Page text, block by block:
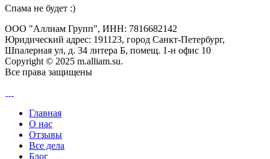
Спама не будет :)
ООО "Аллиам Групп", ИНН: 7816682142
Юридический адрес: 191123, город Санкт-Петербург,
Шпалерная ул, д. 34 литера Б, помещ. 1-н офис 10
Copyright © 2025 m.alliam.su.
Все права защищены
Главная
О нас
Отзывы
Все дела
Блог